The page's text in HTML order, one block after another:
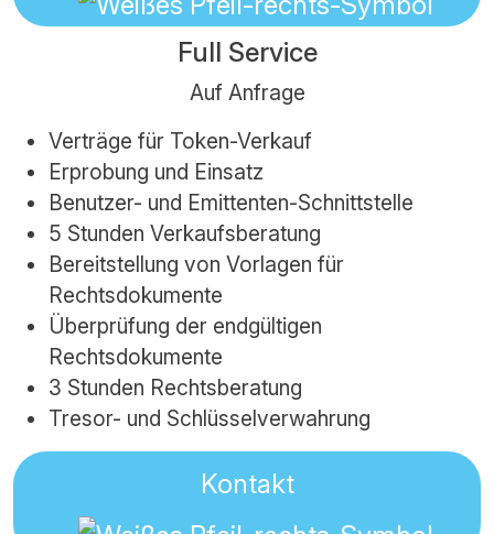
Full Service
Auf Anfrage
Verträge für Token-Verkauf
Erprobung und Einsatz
Benutzer- und Emittenten-Schnittstelle
5 Stunden Verkaufsberatung
Bereitstellung von Vorlagen für
Rechtsdokumente
Überprüfung der endgültigen
Rechtsdokumente
3 Stunden Rechtsberatung
Tresor- und Schlüsselverwahrung
Kontakt